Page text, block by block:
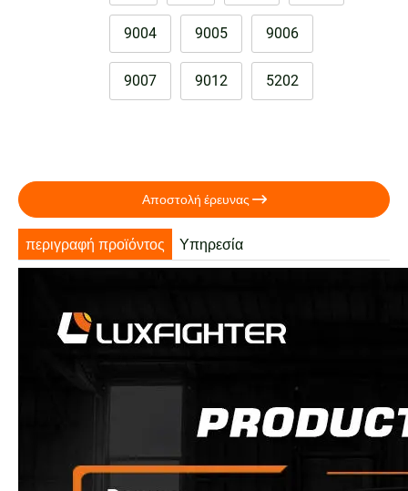
9004 9005 9006
9007 9012 5202
Αποστολή έρευνας 
περιγραφή προϊόντος Υπηρεσία